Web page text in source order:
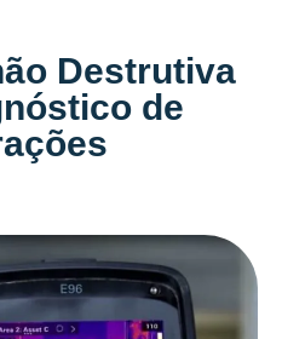
Destrutiva
de